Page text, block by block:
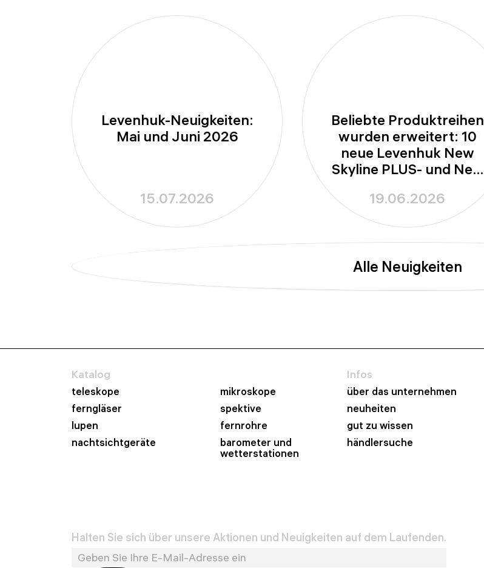
Levenhuk-Neuigkeiten:
Mai und Juni 2026
15.07.2026
Beliebte Produktreihen
wurden erweitert: 10
neue Levenhuk New
Skyline PLUS- und New
19.06.2026
Alle Neuigkeiten
Katalog
teleskope
mikroskope
ferngläser
spektive
lupen
fernrohre
nachtsichtgeräte
barometer und
wetterstationen
Infos
über das unternehmen
neuheiten
gut zu wissen
händlersuche
Halten Sie sich über unsere Aktionen und Neuigkeiten auf dem Laufenden.